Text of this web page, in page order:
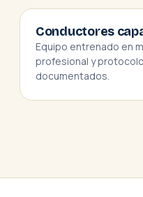
Conductores
Equipo entrenado en
profesional y
documentados.
20+